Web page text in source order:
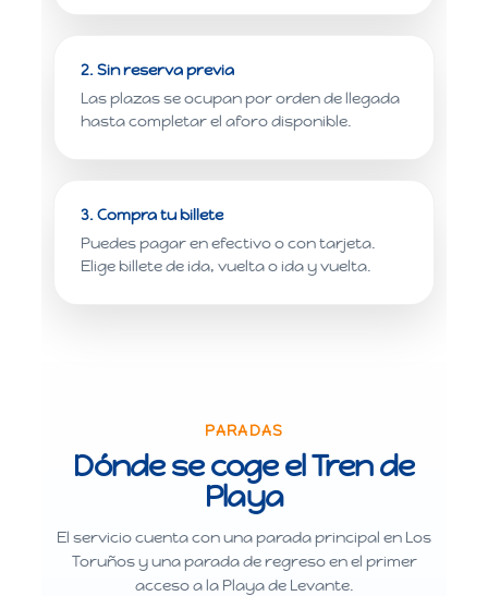
2. Sin reserva previa
Las plazas se ocupan por orden de llegada
hasta completar el aforo disponible.
3. Compra tu billete
Puedes pagar en efectivo o con tarjeta.
Elige billete de ida, vuelta o ida y vuelta.
PARADAS
Dónde se coge el Tren de
Playa
El servicio cuenta con una parada principal en Los
Toruños y una parada de regreso en el primer
acceso a la Playa de Levante.